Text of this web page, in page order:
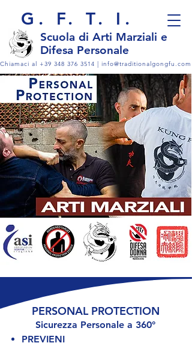
G. F. T. I.
Scuola di Arti Marziali e
Difesa Personale
Chiamaci al +39 348 376 3514 | info@traditionalgongfu.com
PERSONAL PROTECTION
Sicurezza Personale a 360°
PREVIENI